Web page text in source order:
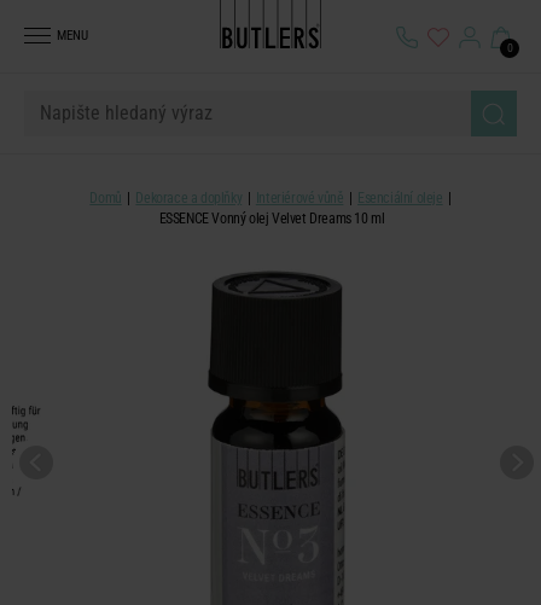
MENU
0
Domů Dekorace a doplňky Interiérové vůně
Esenciální oleje
ESSENCE Vonný olej Velvet Dreams 10 ml